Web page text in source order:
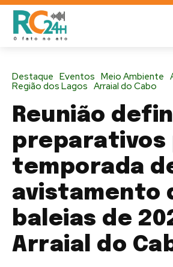
Destaque Eventos Meio Ambiente
Região dos Lagos Arraial do Cabo
Reunião
preparativos
temporada
avistamento
baleias de
Arraial do